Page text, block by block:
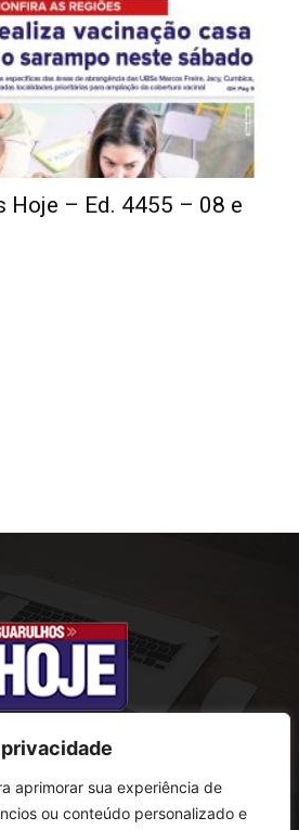
aprimorar sua experiência de
ou conteúdo personalizado e
Hoje – Ed. 4455 – 08 e
SOBRE NÓS